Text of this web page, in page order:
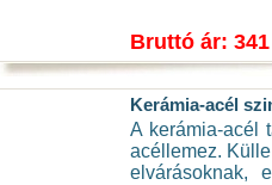
Bruttó ár:
Kerámia-acél
A kerámia-acél
acéllemez.
elvárásoknak,